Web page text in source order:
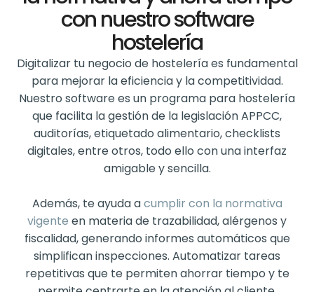
con nuestro software
hostelería
Digitalizar tu negocio de hostelería es fundamental
para mejorar la eficiencia y la competitividad.
Nuestro software es un programa para hostelería
que facilita la gestión de la legislación APPCC,
auditorías, etiquetado alimentario, checklists
digitales, entre otros, todo ello con una interfaz
amigable y sencilla.
Además, te ayuda acumplir con la normativa
vigente en materia de trazabilidad, alérgenos y
fiscalidad, generando informes automáticos que
simplifican inspecciones. Automatizar tareas
repetitivas que te permiten ahorrar tiempo y te